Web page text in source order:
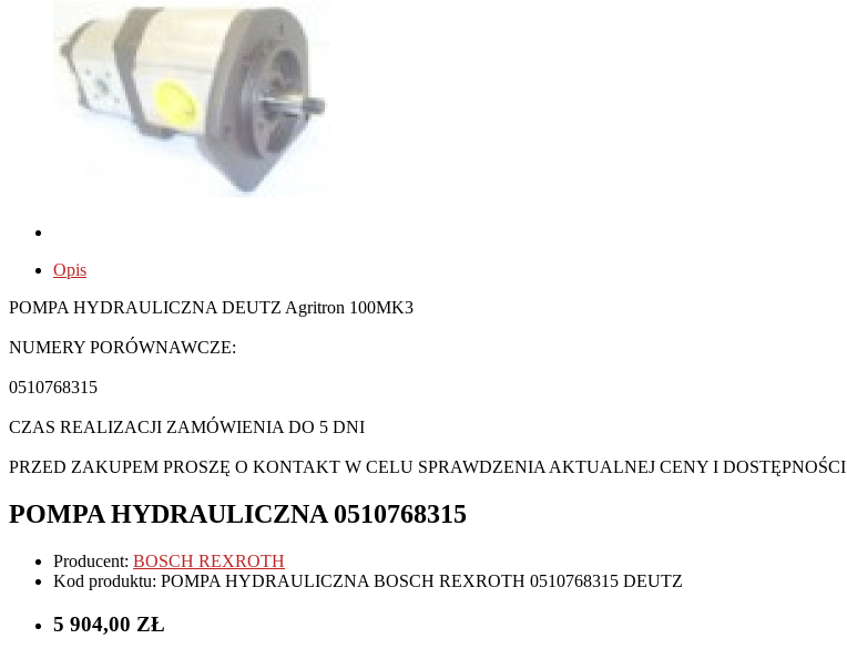
Opis
POMPA HYDRAULICZNA DEUTZ Agritron 100MK3
NUMERY PORÓWNAWCZE:
0510768315
CZAS REALIZACJI ZAMÓWIENIA DO 5 DNI
PRZED ZAKUPEM PROSZĘ O KONTAKT W CELU SPRAWDZENIA AKTUALNEJ CENY I DOSTĘPNOŚCI
POMPA HYDRAULICZNA 0510768315
Producent: BOSCH REXROTH
Kod produktu: POMPA HYDRAULICZNA BOSCH REXROTH 0510768315 DEUTZ
5 904,00 ZŁ